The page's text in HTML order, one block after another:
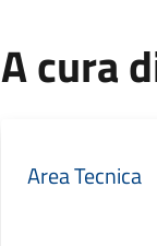
A cura
Area Tecnica